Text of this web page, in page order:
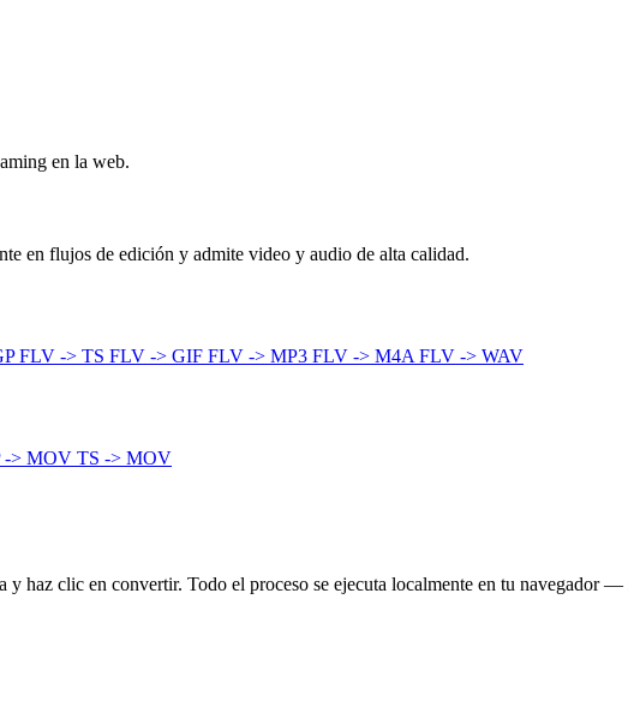
en la web.
en flujos de edición y admite video y audio de alta calidad.
FLV -> TS FLV -> GIF FLV -> MP3 FLV -> M4A FLV -> WAV
-> MOV TS -> MOV
clic en convertir. Todo el proceso se ejecuta localmente en tu navegador —